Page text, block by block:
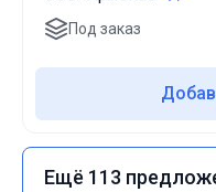
Под заказ
Ещё 113